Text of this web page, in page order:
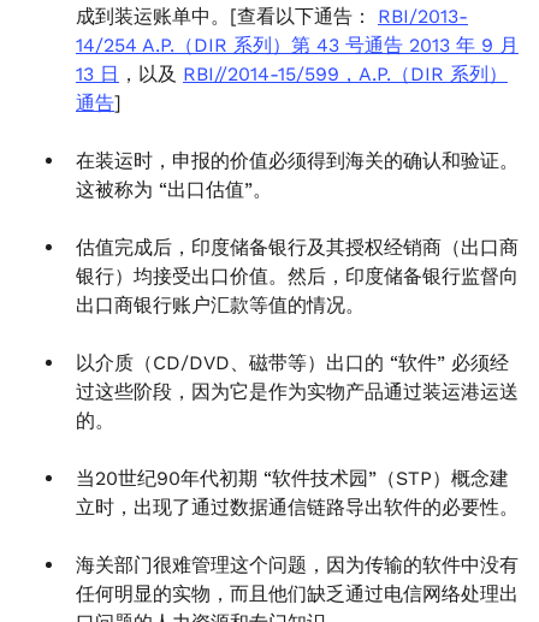
成到装运账单中。[查看以下通告： RBI/2013-
14/254 A.P.（DIR 系列）第 43 号通告 2013 年 9 月
13 日 ，以及 RBI//2014-15/599，A.P.（DIR 系列）
通告]
在装运时，申报的价值必须得到海关的确认和验证。
这被称为 “出口估值”。
估值完成后，印度储备银行及其授权经销商（出口商
银行）均接受出口价值。然后，印度储备银行监督向
出口商银行账户汇款等值的情况。
以介质（CD/DVD、磁带等）出口的 “软件” 必须经
过这些阶段，因为它是作为实物产品通过装运港运送
的。
当20世纪90年代初期 “软件技术园”（STP）概念建
立时，出现了通过数据通信链路导出软件的必要性。
海关部门很难管理这个问题，因为传输的软件中没有
任何明显的实物，而且他们缺乏通过电信网络处理出